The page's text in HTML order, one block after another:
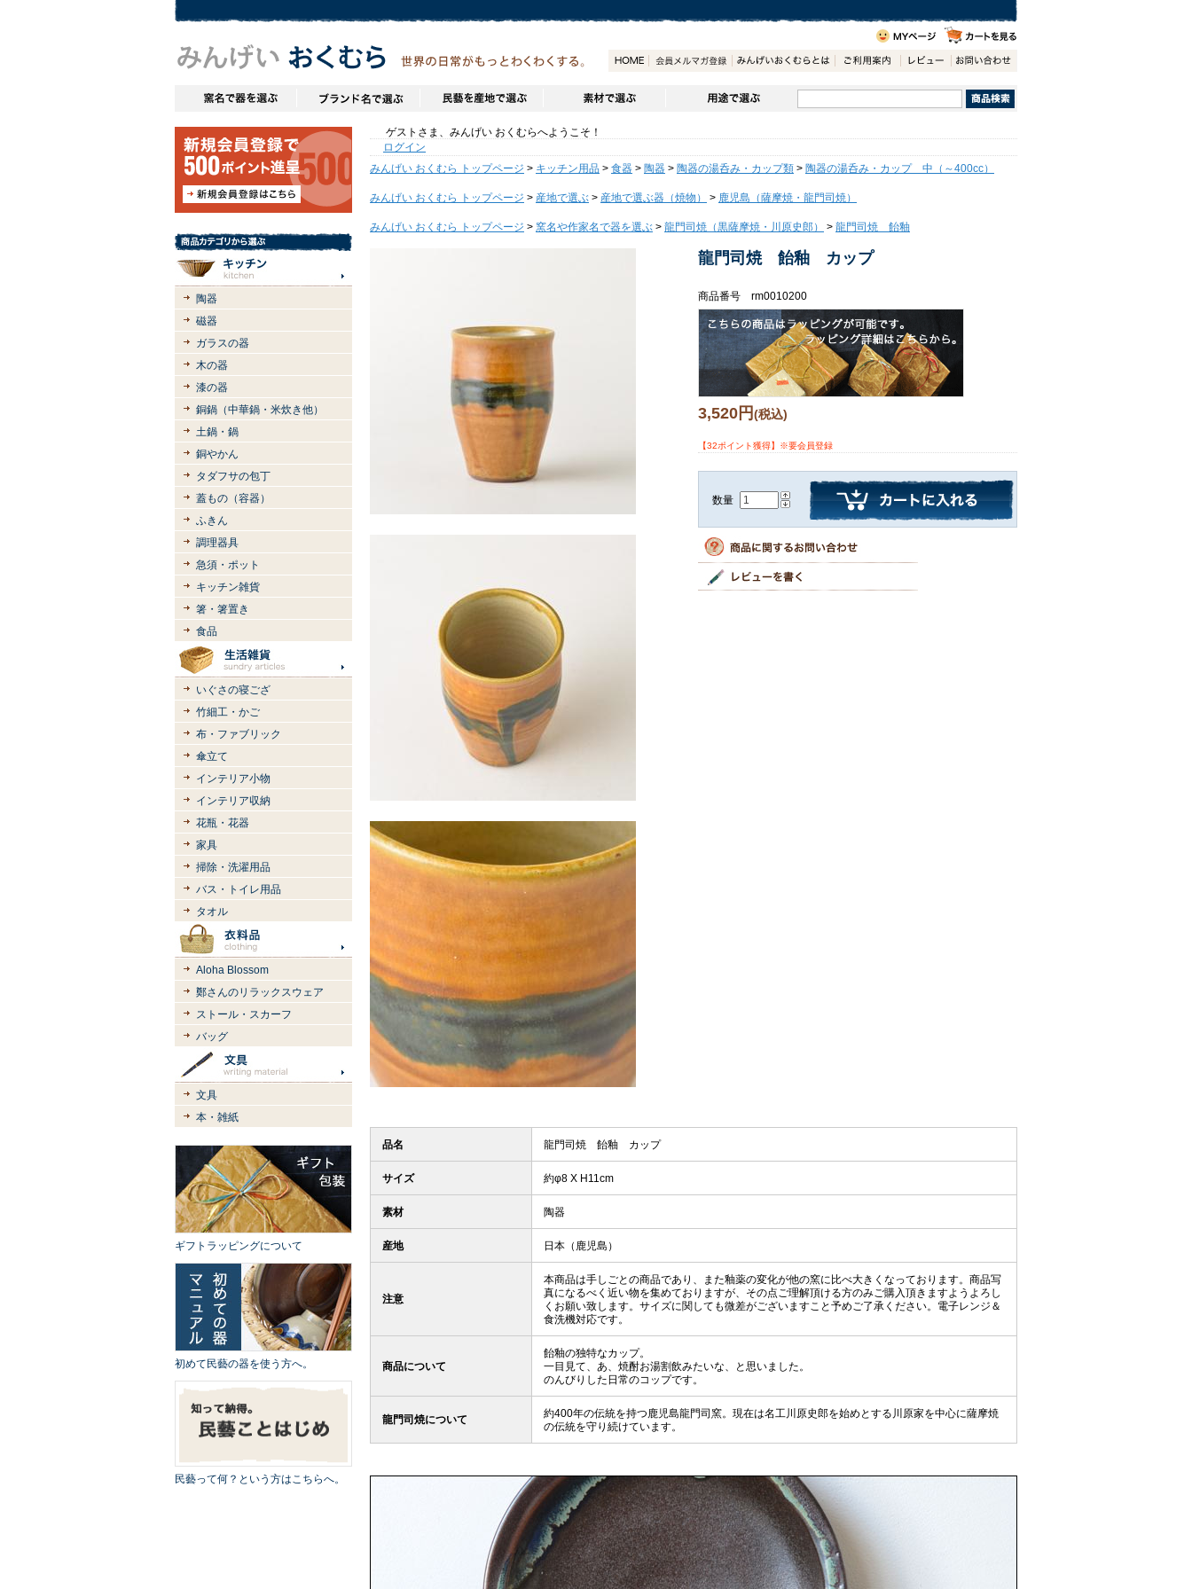
陶器
磁器
ガラスの器
木の器
漆の器
銅鍋（中華鍋・米炊き他）
土鍋・鍋
銅やかん
タダフサの包丁
蓋もの（容器）
ふきん
調理器具
急須・ポット
キッチン雑貨
箸・箸置き
食品
いぐさの寝ござ
竹細工・かご
布・ファブリック
傘立て
インテリア小物
インテリア収納
花瓶・花器
家具
掃除・洗濯用品
バス・トイレ用品
タオル
Aloha Blossom
鄭さんのリラックスウェア
ストール・スカーフ
バッグ
文具
本・雑紙
ギフトラッピングについて
初めて民藝の器を使う方へ。
民藝って何？という方はこちらへ。
ゲストさま、みんげい おくむらへようこそ！
ログイン
みんげい おくむら トップページ > キッチン用品 > 食器 > 陶器 > 陶器の湯呑み・カップ類 > 陶器の湯呑み・カップ 中（～400cc）
みんげい おくむら トップページ > 産地で選ぶ > 産地で選ぶ器（焼物） > 鹿児島（薩摩焼・龍門司焼）
みんげい おくむら トップページ > 窯名や作家名で器を選ぶ > 龍門司焼（黒薩摩焼・川原史郎） > 龍門司焼 飴釉
龍門司焼 飴釉 カップ
商品番号 rm0010200
3,520円(税込)
【32ポイント獲得】※要会員登録
数量
品名 龍門司焼 飴釉 カップ
サイズ 約φ8 X H11cm
素材 陶器
産地 日本（鹿児島）
注意
本商品は手しごとの商品であり、また釉薬の変化が他の窯に比べ大きくなっております。商品写
真になるべく近い物を集めておりますが、その点ご理解頂ける方のみご購入頂きますようよろし
くお願い致します。サイズに関しても微差がございますこと予めご了承ください。電子レンジ＆
食洗機対応です。
商品について
飴釉の独特なカップ。
一目見て、あ、焼酎お湯割飲みたいな、と思いました。
のんびりした日常のコップです。
龍門司焼について
約400年の伝統を持つ鹿児島龍門司窯。現在は名工川原史郎を始めとする川原家を中心に薩摩焼
の伝統を守り続けています。